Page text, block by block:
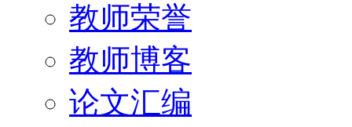
教师荣誉
教师博客
论文汇编